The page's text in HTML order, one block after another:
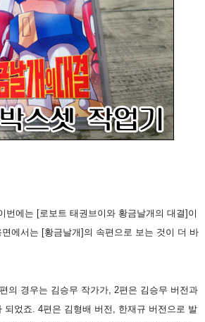
에는 [로보트 태권브이와 황금날개의 대결]이
에서는 [황금날개]의 속편으로 보는 것이 더 바
의 경우는 김승무 작가가, 2편은 김승무 버전과
었죠. 4편은 김형배 버전, 한재규 버전으로 발